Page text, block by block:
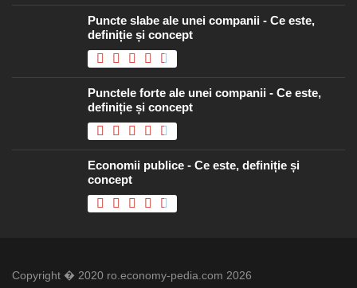
Puncte slabe ale unei companii - Ce este,
definiție și concept
Punctele forte ale unei companii - Ce este,
definiție și concept
Economii publice - Ce este, definiție și
concept
Copyright � 2020 ro.economy-pedia.com 2026